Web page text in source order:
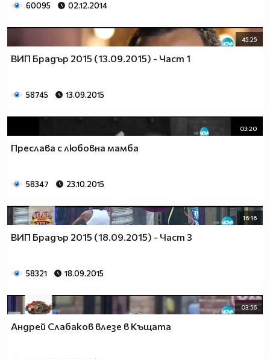
60095 02.12.2014
45:25
ВИП Брадър 2015 (13.09.2015) - Част 1
58745 13.09.2015
03:20
Преслава с любовна мамба
58347 23.10.2015
16:16
ВИП Брадър 2015 (18.09.2015) - Част 3
58321 18.09.2015
03:56
Андрей Слабаков влезе в Къщата